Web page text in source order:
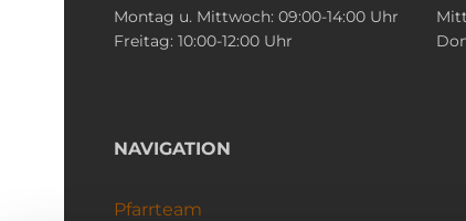
Montag u. Mittwoch: 09:00-14:00 Uhr
Freitag: 10:00-12:00 Uhr
NAVIGATION
Pfarrteam